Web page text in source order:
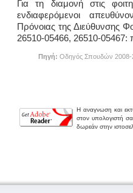
Για τη διαμονή στις
ενδιαφερόμενοι
Πρόνοιας της Διεύθυνσης
26510-05466, 26510-05467:
Πηγή: Οδηγός Σπουδών 2008-
Η αναγνωση και
στον υπολογιστή
δωρεάν στην